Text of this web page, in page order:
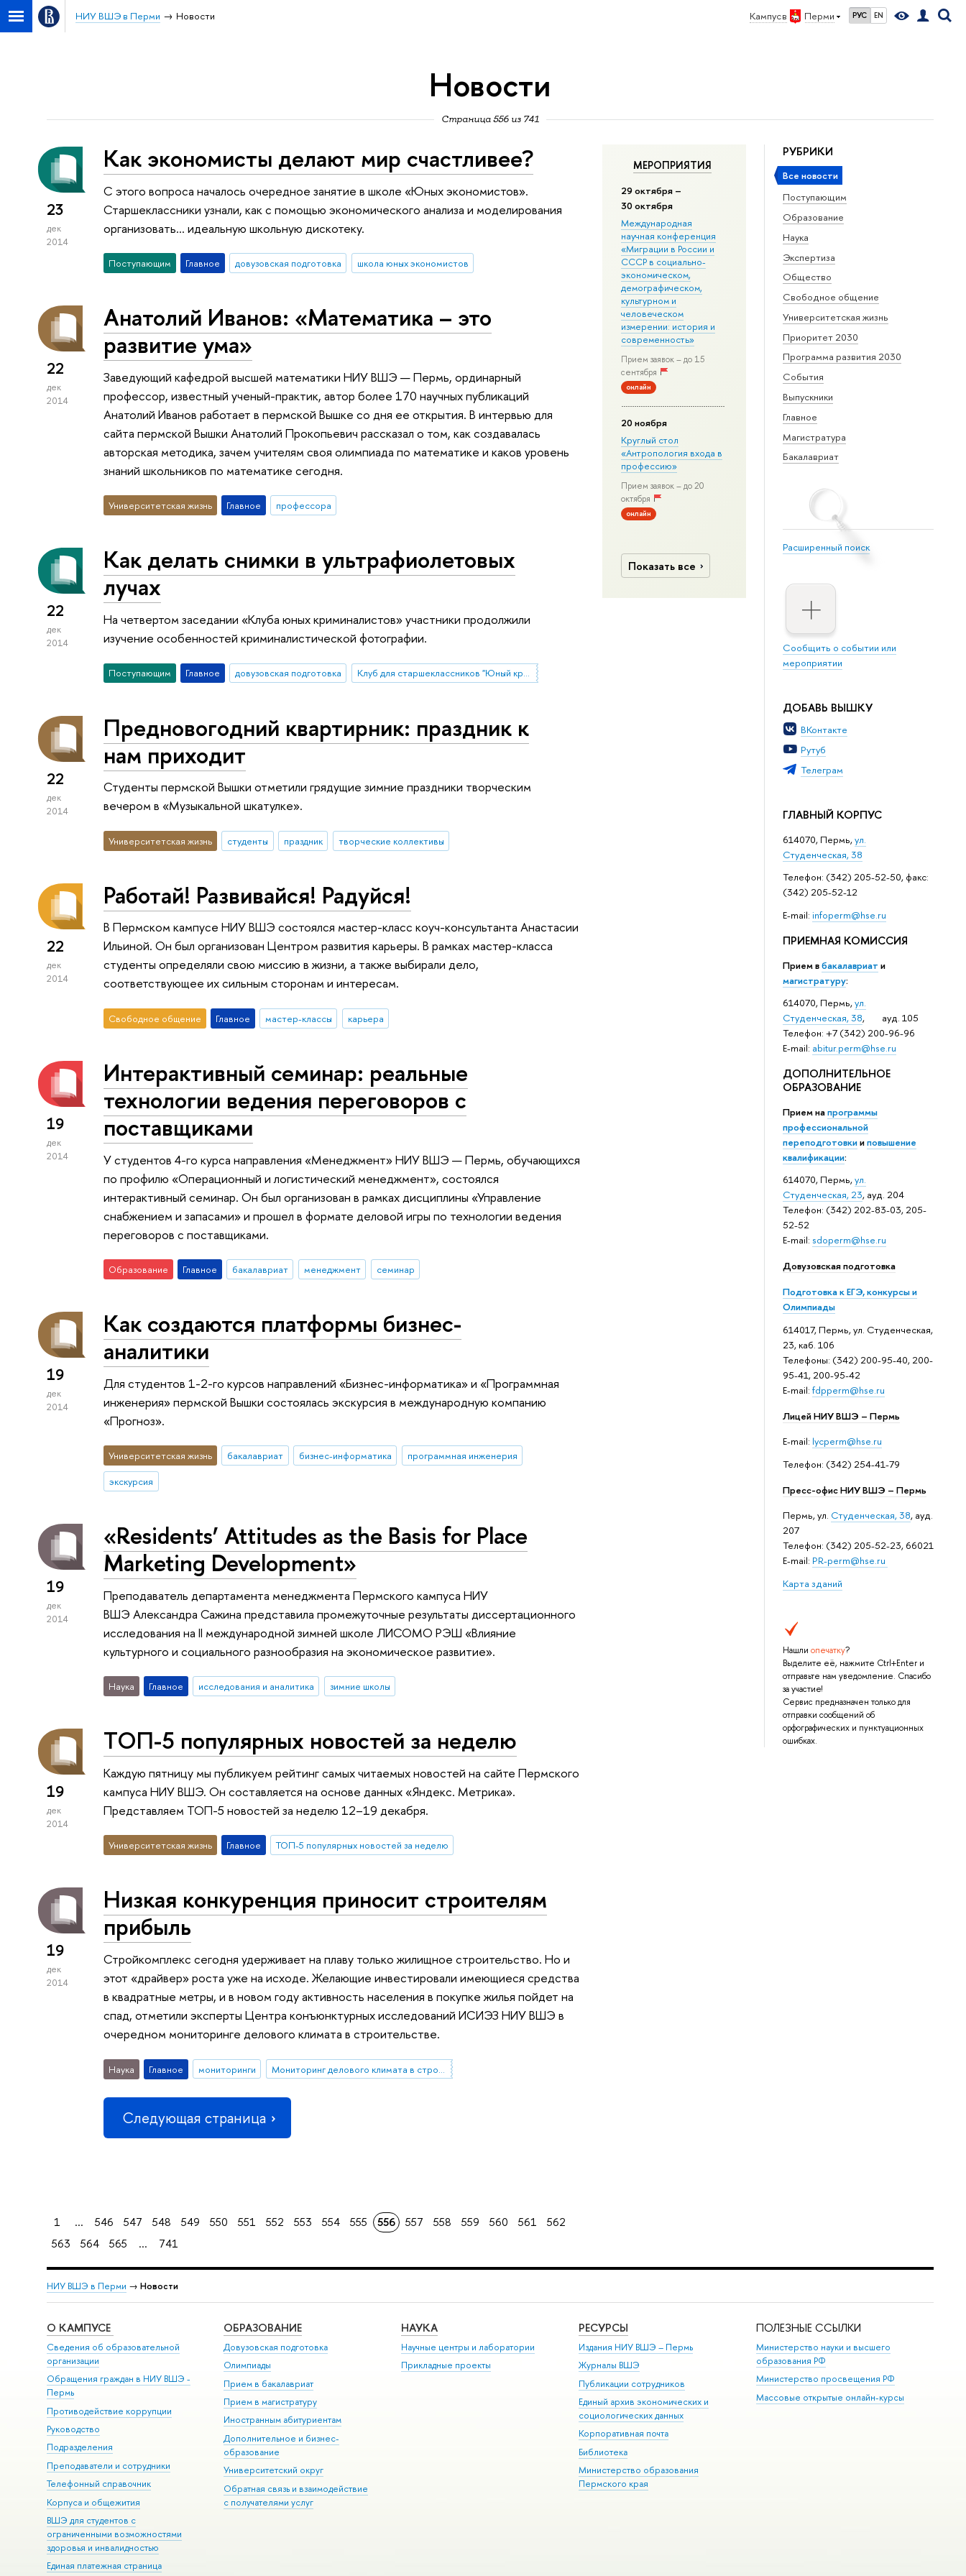
Кампус в Перми РУС EN
НИУ ВШЭ в Перми Новости
Новости
Страница 556 из 741
РУБРИКИ
Все новости
Поступающим
Образование
Наука
Экспертиза
Общество
Свободное общение
Университетская жизнь
Приоритет 2030
Программа развития 2030
События
Выпускники
Главное
Магистратура
Бакалавриат
Расширенный поиск
Сообщить о событии или
мероприятии
ДОБАВЬ ВЫШКУ
ВКонтакте
Рутуб
Телеграм
ГЛАВНЫЙ КОРПУС
614070, Пермь,ул.
Студенческая, 38
Телефон: (342) 205-52-50, факс:
(342) 205-52-12
Е-mail: infoperm@hse.ru
ПРИЕМНАЯ КОМИССИЯ
Прием вбакалавриат и
магистратуру:
614070, Пермь,ул.
Студенческая, 38, ауд. 105
Телефон: +7 (342) 200-96-96
E-mail: abitur.perm@hse.ru
ДОПОЛНИТЕЛЬНОЕ
ОБРАЗОВАНИЕ
Прием напрограммы
профессиональной
переподготовкииповышение
квалификации:
614070, Пермь,ул.
Студенческая, 23, ауд. 204
Телефон: (342) 202-83-03, 205-
52-52
E-mail: sdoperm@hse.ru
Довузовская подготовка
Подготовка к ЕГЭ, конкурсы и
Олимпиады
614017, Пермь, ул. Студенческая,
23, каб. 106
Телефоны: (342) 200-95-40, 200-
95-41, 200-95-42
E-mail: fdpperm@hse.ru
Лицей НИУ ВШЭ – Пермь
E-mail: lycperm@hse.ru
Телефон: (342) 254-41-79
Пресс-офис НИУ ВШЭ – Пермь
Пермь, ул. Студенческая, 38, ауд.
207
Телефон: (342) 205-52-23, 66021
E-mail: PR-perm@hse.ru
Карта зданий
Нашли опечатку?
Выделите её, нажмите Ctrl+Enter и
отправьте нам уведомление. Спасибо
за участие!
Сервис предназначен только для
отправки сообщений об
орфографических и пунктуационных
ошибках.
МЕРОПРИЯТИЯ
29 октября –
30 октября
Международная
научная конференция
«Миграции в Росcии и
СССР в социально-
экономическом,
демографическом,
культурном и
человеческом
измерении: история и
современность»
Прием заявок – до 15
сентября
онлайн
20 ноября
Круглый стол
«Антропология входа в
профессию»
Прием заявок – до 20
октября
онлайн
Показать все
23
дек
2014
Как экономисты делают мир счастливее?
C этого вопроса началось очередное занятие в школе «Юных экономистов».
Старшеклассники узнали, как с помощью экономического анализа и моделирования
организовать… идеальную школьную дискотеку.
Поступающим Главное довузовская подготовка школа юных экономистов
22
дек
2014
Анатолий Иванов: «Математика – это
развитие ума»
Заведующий кафедрой высшей математики НИУ ВШЭ — Пермь, ординарный
профессор, известный ученый-практик, автор более 170 научных публикаций
Анатолий Иванов работает в пермской Вышке со дня ее открытия. В интервью для
сайта пермской Вышки Анатолий Прокопьевич рассказал о том, как создавалась
авторская методика, зачем учителям своя олимпиада по математике и каков уровень
знаний школьников по математике сегодня.
Университетская жизнь Главное профессора
22
дек
2014
Как делать снимки в ультрафиолетовых
лучах
На четвертом заседании «Клуба юных криминалистов» участники продолжили
изучение особенностей криминалистической фотографии.
Поступающим Главное довузовская подготовка Клуб для старшеклассников "Юный криминалист"
22
дек
2014
Предновогодний квартирник: праздник к
нам приходит
Студенты пермской Вышки отметили грядущие зимние праздники творческим
вечером в «Музыкальной шкатулке».
Университетская жизнь студенты праздник творческие коллективы
22
дек
2014
Работай! Развивайся! Радуйся!
В Пермском кампусе НИУ ВШЭ состоялся мастер-класс коуч-консультанта Анастасии
Ильиной. Он был организован Центром развития карьеры. В рамках мастер-класса
студенты определяли свою миссию в жизни, а также выбирали дело,
соответствующее их сильным сторонам и интересам.
Свободное общение Главное мастер-классы карьера
19
дек
2014
Интерактивный семинар: реальные
технологии ведения переговоров с
поставщиками
У студентов 4-го курса направления «Менеджмент» НИУ ВШЭ — Пермь, обучающихся
по профилю «Операционный и логистический менеджмент», состоялся
интерактивный семинар. Он был организован в рамках дисциплины «Управление
снабжением и запасами» и прошел в формате деловой игры по технологии ведения
переговоров с поставщиками.
Образование Главное бакалавриат менеджмент семинар
19
дек
2014
Как создаются платформы бизнес-
аналитики
Для студентов 1-2-го курсов направлений «Бизнес-информатика» и «Программная
инженерия» пермской Вышки состоялась экскурсия в международную компанию
«Прогноз».
Университетская жизнь бакалавриат бизнес-информатика
программная инженерия
экскурсия
19
дек
2014
«Residents’ Attitudes as the Basis for Place
Marketing Development»
Преподаватель департамента менеджмента Пермского кампуса НИУ
ВШЭ Александра Сажина представила промежуточные результаты диссертационного
исследования на II международной зимней школе ЛИСОМО РЭШ «Влияние
культурного и социального разнообразия на экономическое развитие».
Наука Главное исследования и аналитика зимние школы
19
дек
2014
ТОП-5 популярных новостей за неделю
Каждую пятницу мы публикуем рейтинг самых читаемых новостей на сайте Пермского
кампуса НИУ ВШЭ. Он составляется на основе данных «Яндекс. Метрика».
Представляем ТОП-5 новостей за неделю 12–19 декабря.
Университетская жизнь Главное ТОП-5 популярных новостей за неделю
19
дек
2014
Низкая конкуренция приносит строителям
прибыль
Стройкомплекс сегодня удерживает на плаву только жилищное строительство. Но и
этот «драйвер» роста уже на исходе. Желающие инвестировали имеющиеся средства
в квадратные метры, и в новом году активность населения в покупке жилья пойдет на
спад, отметили эксперты Центра конъюнктурных исследований ИСИЭЗ НИУ ВШЭ в
очередном мониторинге делового климата в строительстве.
Наука Главное мониторинги
Следующая страница
1 ... 546 547 548 549 550 551 552 553 554 555 556 557 558 559 560 561
562
563
564 565 ... 741
НИУ ВШЭ в Перми → Новости
О КАМПУСЕ
Сведения об образовательной
организации
Обращения граждан в НИУ ВШЭ -
Пермь
Противодействие коррупции
Руководство
Подразделения
Преподаватели и сотрудники
Телефонный справочник
Корпуса и общежития
ВШЭ для студентов с
ограниченными возможностями
здоровья и инвалидностью
Единая платежная страница
ОБРАЗОВАНИЕ
Довузовская подготовка
Олимпиады
Прием в бакалавриат
Прием в магистратуру
Иностранным абитуриентам
Дополнительное и бизнес-
образование
Университетский округ
Обратная связь и взаимодействие
с получателями услуг
НАУКА
Научные центры и лаборатории
Прикладные проекты
РЕСУРСЫ
Издания НИУ ВШЭ ­– Пермь
Журналы ВШЭ
Публикации сотрудников
Единый архив экономических и
социологических данных
Корпоративная почта
Библиотека
Министерство образования
Пермского края
ПОЛЕЗНЫЕ ССЫЛКИ
Министерство науки и высшего
образования РФ
Министерство просвещения РФ
Массовые открытые онлайн-курсы